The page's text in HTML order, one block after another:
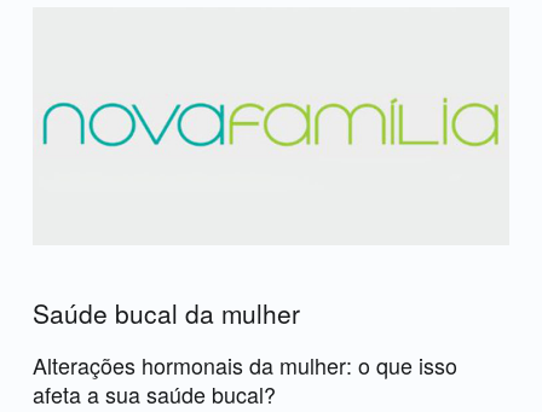
Saúde bucal da mulher
Alterações hormonais da mulher: o que isso
afeta a sua saúde bucal?